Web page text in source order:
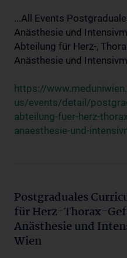
...All Events
Anästhesie und
Abteilung für Herz-,
Anästhesie und
https://
us/events/detail/
abteilung-fuer-herz-
anaesthesie-und-
Postgraduales
für Herz-Thorax-
Anästhesie und
Wien